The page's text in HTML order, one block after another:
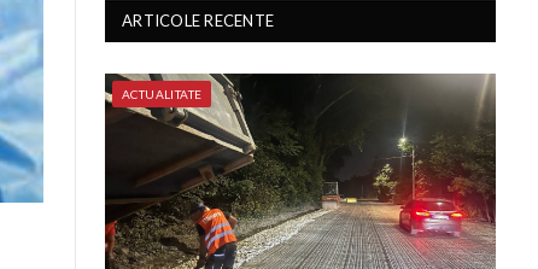
ARTICOLE RECENTE
ACTUALITATE